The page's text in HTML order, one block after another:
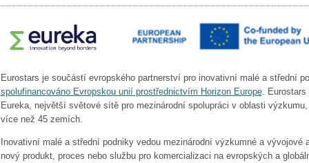
Eurostars je součástí evropského partnerství pro inovativní malé a střední
spolufinancováno Evropskou unií prostřednictvím Horizon Europe. Eurostars
Eureka, největší světové sítě pro mezinárodní spolupráci v oblasti
více než 45 zemích.
Inovativní malé a střední podniky vedou mezinárodní výzkumné a
nový produkt, proces nebo službu pro komercializaci na evropských a